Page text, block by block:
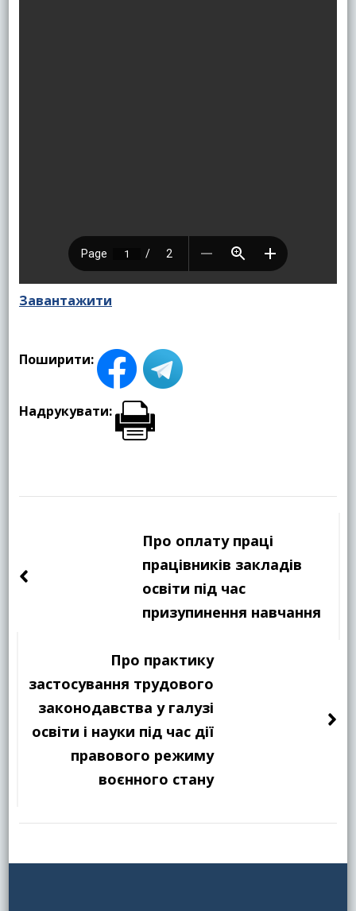
Завантажити
Поширити:
Надрукувати:
запису
Про оплату праці
працівників закладів
освіти під час
призупинення навчання
Про практику
застосування трудового
законодавства у галузі
освіти і науки під час дії
правового режиму
воєнного стану